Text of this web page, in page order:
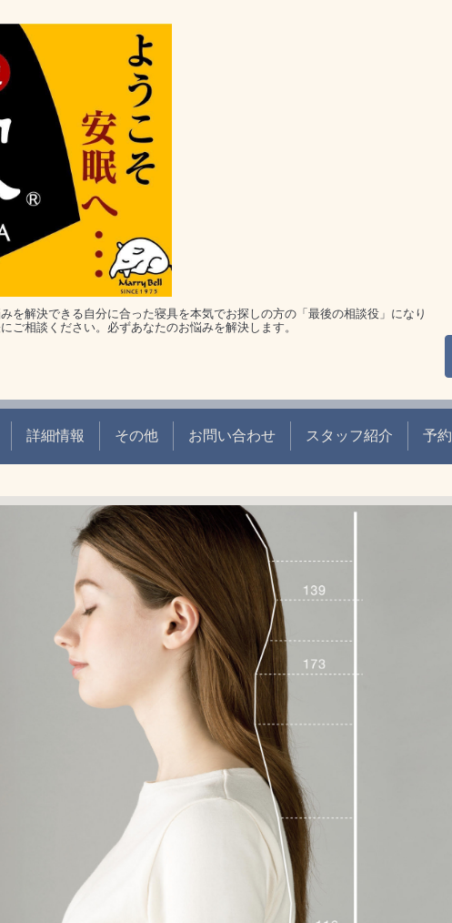
を解決できる自分に合った寝具を本気でお探しの方の「最後の相談役」になり
ご相談ください。必ずあなたのお悩みを解決します。
詳細情報 その他 お問い合わせ スタッフ紹介 予約